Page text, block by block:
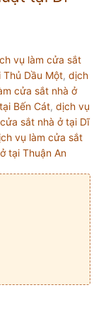
vụ làm cửa sắt
Dầu Một, dịch
cửa sắt nhà ở
Bến Cát, dịch vụ
sắt nhà ở tại Dĩ
vụ làm cửa sắt
tại Thuận An